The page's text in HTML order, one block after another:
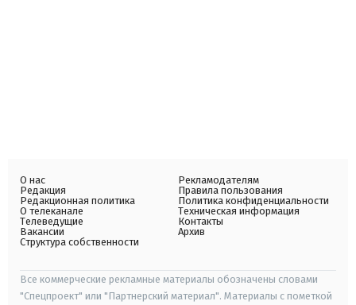
О нас
Редакция
Редакционная политика
О телеканале
Телеведущие
Вакансии
Структура собственности
Рекламодателям
Правила пользования
Политика конфиденциальности
Техническая информация
Контакты
Архив
Все коммерческие рекламные материалы обозначены словами
"Спецпроект" или "Партнерский материал". Материалы с пометкой